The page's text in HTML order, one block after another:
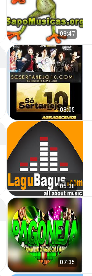
03:47
03:05
05:38
07:35